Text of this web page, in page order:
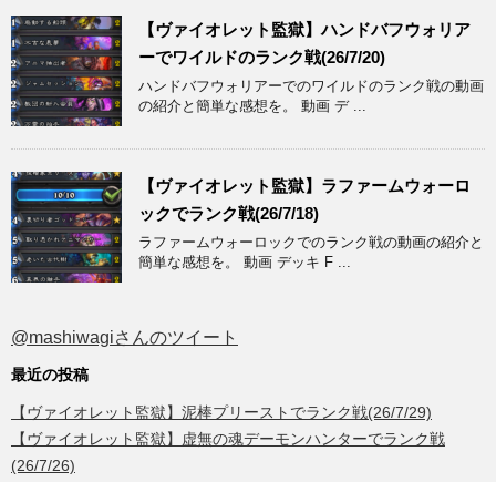
【ヴァイオレット監獄】ハンドバフウォリア
ーでワイルドのランク戦(26/7/20)
ハンドバフウォリアーでのワイルドのランク戦の動画
の紹介と簡単な感想を。 動画 デ ...
【ヴァイオレット監獄】ラファームウォーロ
ックでランク戦(26/7/18)
ラファームウォーロックでのランク戦の動画の紹介と
簡単な感想を。 動画 デッキ F ...
@mashiwagiさんのツイート
最近の投稿
【ヴァイオレット監獄】泥棒プリーストでランク戦(26/7/29)
【ヴァイオレット監獄】虚無の魂デーモンハンターでランク戦
(26/7/26)